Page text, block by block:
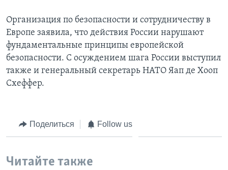
Организация по безопасности и сотрудничеству в
Европе заявила, что действия России нарушают
фундаментальные принципы европейской
безопасности. С осуждением шага России выступил
также и генеральный секретарь НАТО Яап де Хооп
Схеффер.
Поделиться Follow us
Читайте также